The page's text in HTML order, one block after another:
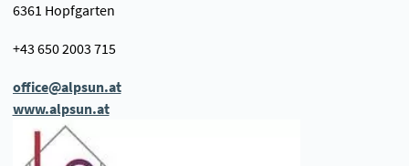
6361 Hopfgarten
+43 650 2003 715
office@alpsun.at
www.alpsun.at